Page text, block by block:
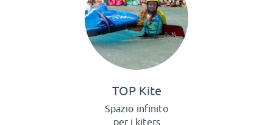
TOP Kite
Spazio infinito
per i kiters